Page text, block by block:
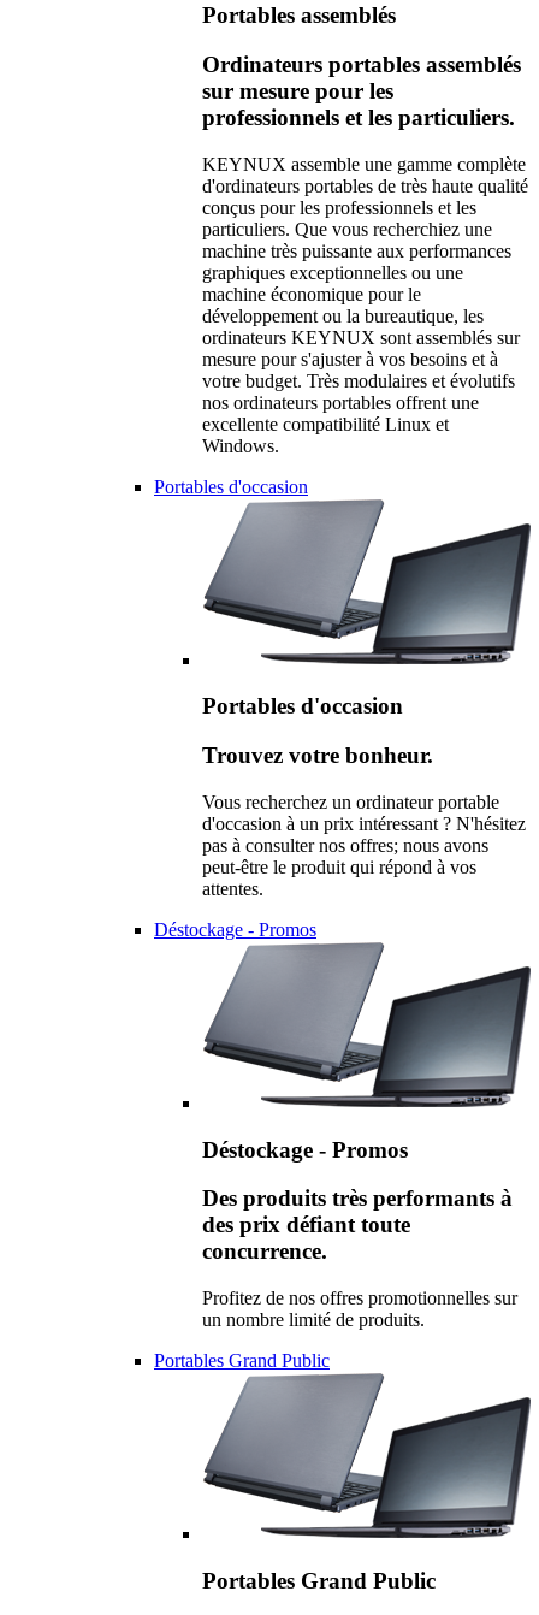
Portables assemblés
Ordinateurs portables assemblés
sur mesure pour les
professionnels et les particuliers.
KEYNUX assemble une gamme complète
d'ordinateurs portables de très haute qualité
conçus pour les professionnels et les
particuliers. Que vous recherchiez une
machine très puissante aux performances
graphiques exceptionnelles ou une
machine économique pour le
développement ou la bureautique, les
ordinateurs KEYNUX sont assemblés sur
mesure pour s'ajuster à vos besoins et à
votre budget. Très modulaires et évolutifs
nos ordinateurs portables offrent une
excellente compatibilité Linux et
Windows.
Portables d'occasion
Portables d'occasion
Trouvez votre bonheur.
Vous recherchez un ordinateur portable
d'occasion à un prix intéressant ? N'hésitez
pas à consulter nos offres; nous avons
peut-être le produit qui répond à vos
attentes.
Déstockage - Promos
Déstockage - Promos
Des produits très performants à
des prix défiant toute
concurrence.
Profitez de nos offres promotionnelles sur
un nombre limité de produits.
Portables Grand Public
Portables Grand Public